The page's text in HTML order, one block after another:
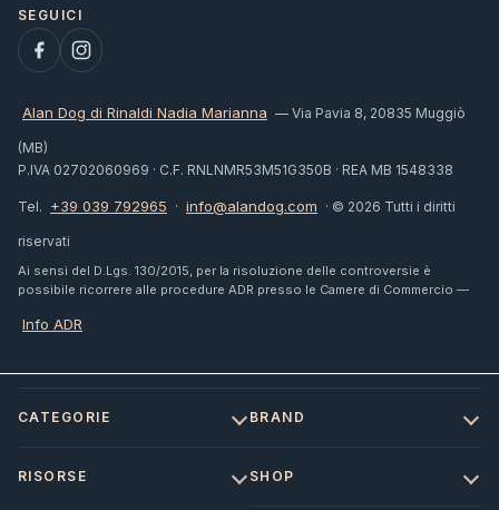
Alan Dog di Rinaldi Nadia Marianna — Via Pavia 8, 20835 Muggiò
(MB)
P.IVA 02702060969 · C.F. RNLNMR53M51G350B · REA MB 1548338
Tel. +39 039 792965 · info@alandog.com · © 2026 Tutti i diritti
riservati
Ai sensi del D.Lgs. 130/2015, per la risoluzione delle controversie è
possibile ricorrere alle procedure ADR presso le Camere di Commercio —
Info ADR
CATEGORIE BRAND
RISORSE SHOP